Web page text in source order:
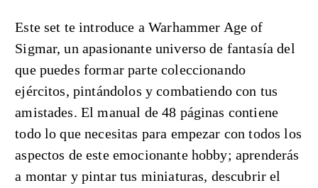
Este set te introduce a Warhammer Age of
Sigmar, un apasionante universo de fantasía del
que puedes formar parte coleccionando
ejércitos, pintándolos y combatiendo con tus
amistades. El manual de 48 páginas contiene
todo lo que necesitas para empezar con todos los
aspectos de este emocionante hobby; aprenderás
a montar y pintar tus miniaturas, descubrir el